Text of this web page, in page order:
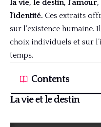
la vie, le destin,
l’identité. Ces extraits
sur l’existence humaine.
choix individuels et sur
temps.
Contents
La vie et le destin